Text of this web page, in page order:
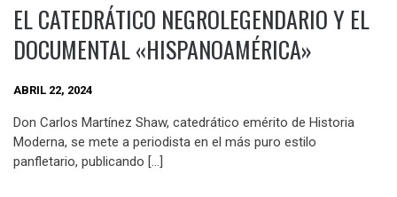
EL CATEDRÁTICO NEGROLEGENDARIO Y EL
DOCUMENTAL «HISPANOAMÉRICA»
ABRIL 22, 2024
Don Carlos Martínez Shaw, catedrático emérito de Historia
Moderna, se mete a periodista en el más puro estilo
panfletario, publicando […]